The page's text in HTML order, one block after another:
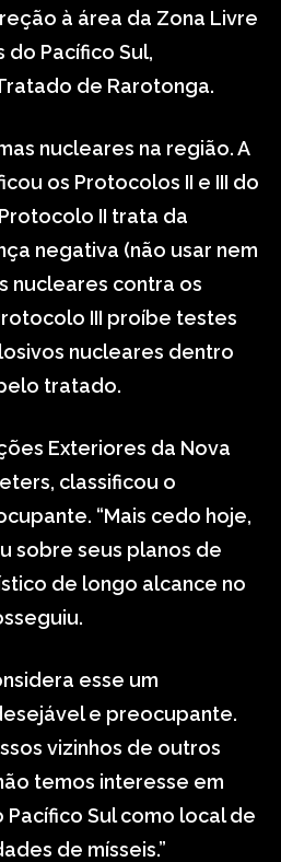
à área da Zona Livre
do Pacífico Sul,
de Rarotonga.
nucleares na região. A
os Protocolos II e III do
II trata da
negativa (não usar nem
nucleares contra os
III proíbe testes
nucleares dentro
tratado.
Exteriores da Nova
classificou o
“Mais cedo hoje,
sobre seus planos de
de longo alcance no
esse um
e preocupante.
vizinhos de outros
temos interesse em
Pacífico Sul como local de
de mísseis.”